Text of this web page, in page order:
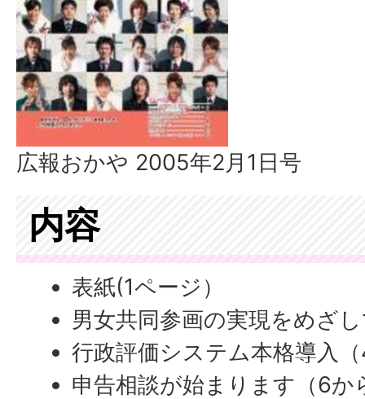
広報おかや 2005年2月1日号
内容
表紙(1ページ）
男女共同参画の実現をめざ
行政評価システム本格導入
申告相談が始まります（6か